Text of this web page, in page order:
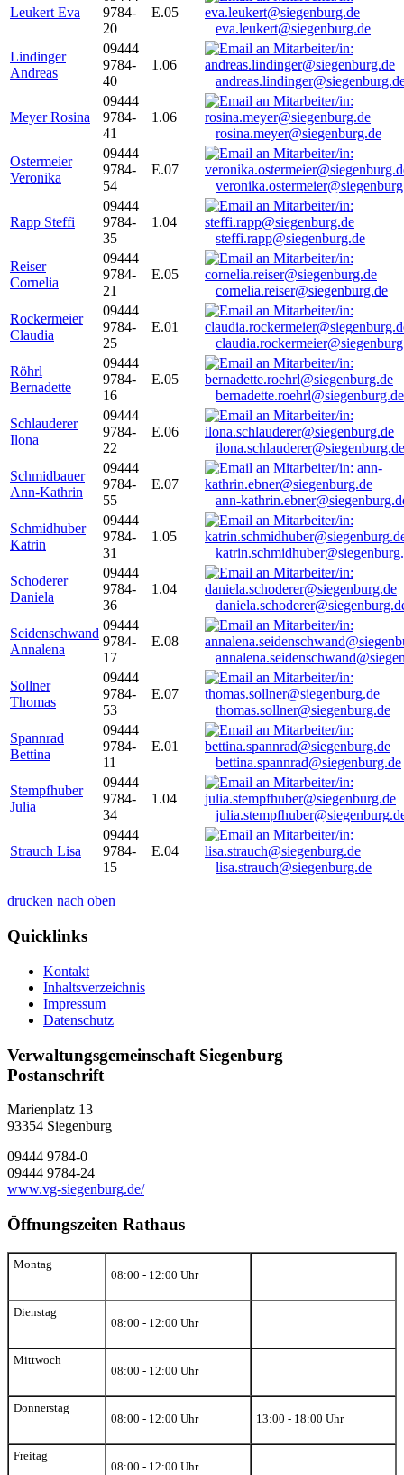
Leukert Eva
9784-
20
E.05
eva.leukert@siegenburg.de
Lindinger
Andreas
09444
9784-
40
1.06
Meyer Rosina
09444
9784-
41
1.06
rosina.meyer@siegenburg.de
Ostermeier
Veronika
09444
9784-
54
E.07
Rapp Steffi
09444
9784-
35
1.04
steffi.rapp@siegenburg.de
Reiser
Cornelia
09444
9784-
21
E.05
cornelia.reiser@siegenburg.de
Rockermeier
Claudia
09444
9784-
25
E.01
Röhrl
Bernadette
09444
9784-
16
E.05
bernadette.roehrl@siegenburg.de
Schlauderer
Ilona
09444
9784-
22
E.06
ilona.schlauderer@siegenburg.de
Schmidbauer
Ann-Kathrin
09444
9784-
55
E.07
ann-
Schmidhuber
Katrin
09444
9784-
31
1.05
Schoderer
Daniela
09444
9784-
36
1.04
Seidenschwand
Annalena
09444
9784-
17
E.08
Sollner
Thomas
09444
9784-
53
E.07
thomas.sollner@siegenburg.de
Spannrad
Bettina
09444
9784-
11
E.01
bettina.spannrad@siegenburg.de
Stempfhuber
Julia
09444
9784-
34
1.04
Strauch Lisa
09444
9784-
15
E.04
lisa.strauch@siegenburg.de
drucken nach oben
Quicklinks
Kontakt
Inhaltsverzeichnis
Impressum
Datenschutz
Verwaltungsgemeinschaft Siegenburg
Postanschrift
Marienplatz 13
93354 Siegenburg
09444 9784-0
09444 9784-24
www.vg-siegenburg.de/
Öffnungszeiten Rathaus
Montag
08:00 - 12:00 Uhr
Dienstag
08:00 - 12:00 Uhr
Mittwoch
08:00 - 12:00 Uhr
Donnerstag
08:00 - 12:00 Uhr
13:00 - 18:00 Uhr
Freitag
08:00 - 12:00 Uhr